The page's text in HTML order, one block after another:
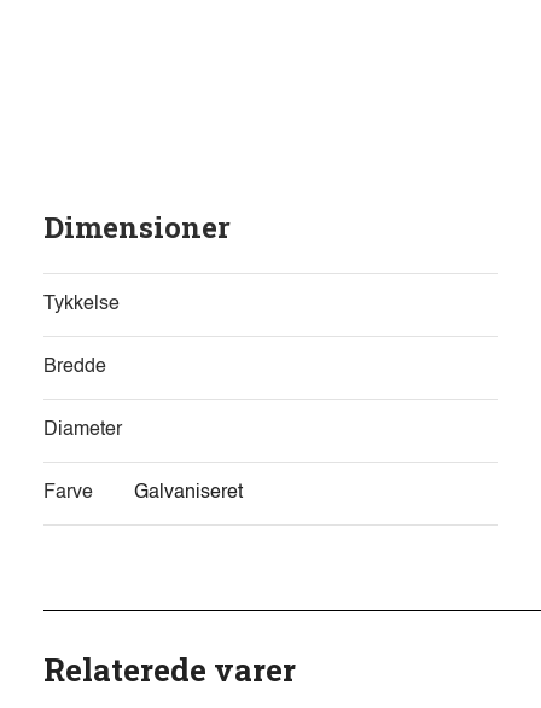
Dimensioner
Tykkelse
Bredde
Diameter
Farve Galvaniseret
Relaterede varer